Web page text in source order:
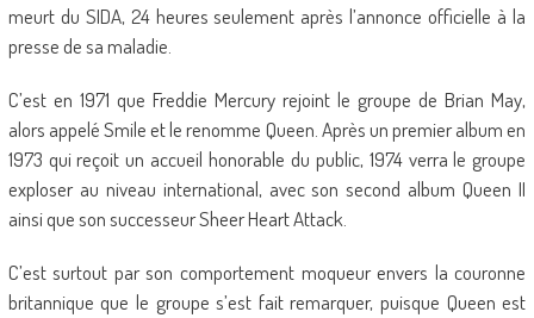
meurt du SIDA, 24 heures seulement après l’annonce officielle à la
presse de sa maladie.
C’est en 1971 que Freddie Mercury rejoint le groupe de Brian May,
alors appelé Smile et le renomme Queen. Après un premier album en
1973 qui reçoit un accueil honorable du public, 1974 verra le groupe
exploser au niveau international, avec son second album Queen II
ainsi que son successeur Sheer Heart Attack.
C’est surtout par son comportement moqueur envers la couronne
britannique que le groupe s’est fait remarquer, puisque Queen est